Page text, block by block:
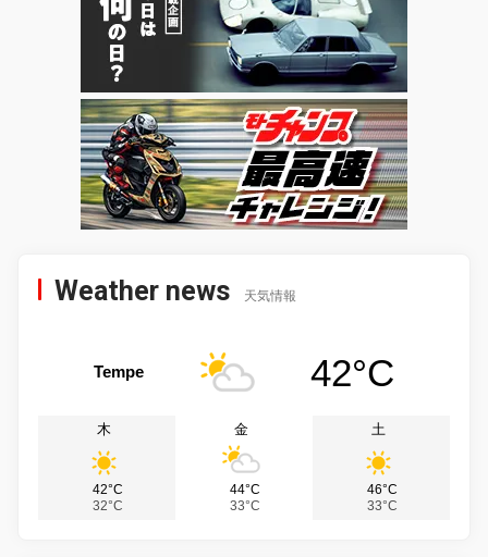
Weather news 天気情報
Tempe 42°C
木
42°C
32°C
金
44°C
33°C
土
46°C
33°C